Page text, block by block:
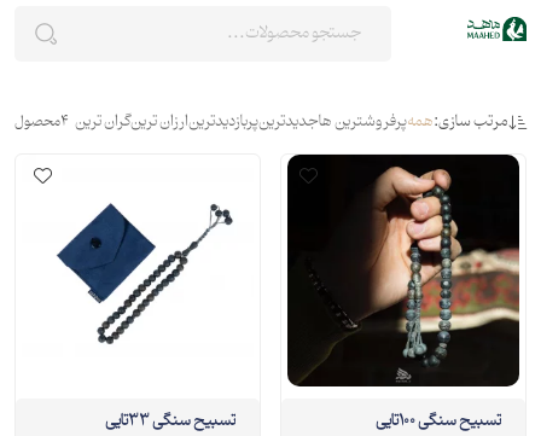
مرتب سازی:همهپرفروشترین هاجدیدترینپربازدیدترینارزان ترینگران ترین 4محصول
تسبیح سنگی 100تایی تسبیح سنگی 33تایی